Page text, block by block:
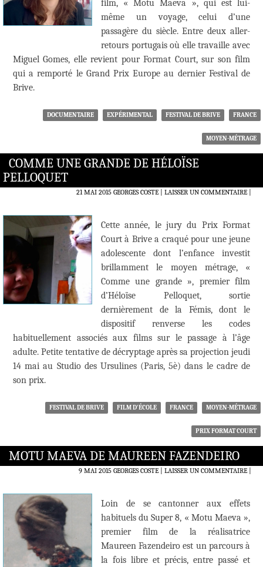
film, « Motu Maeva », qui est lui-
même un voyage, celui d’une
passagère du siècle. Entre deux aller-
retours portugais où elle travaille avec
Miguel Gomes, elle revient pour Format Court, sur son film
qui a remporté le Grand Prix Europe au dernier Festival de
Brive.
DOCUMENTAIRE EXPÉRIMENTAL FESTIVAL DE BRIVE FRANCE
MOYEN-MÉTRAGE
COMME UNE GRANDE DE HÉLOÏSE
PELLOQUET
21 MAI 2015 GEORGES COSTE LAISSER UN COMMENTAIRE|
Cette année, le jury du Prix Format
Court à Brive a craqué pour une jeune
adolescente dont l’enfance investit
brillamment le moyen métrage, «
Comme une grande », premier film
d’Héloïse Pelloquet, sortie
dernièrement de la Fémis, dont le
dispositif renverse les codes
habituellement associés aux films sur le passage à l’âge
adulte. Petite tentative de décryptage après sa projection jeudi
14 mai au Studio des Ursulines (Paris, 5è) dans le cadre de
son prix.
FESTIVAL DE BRIVE FILM D'ÉCOLE FRANCE MOYEN-MÉTRAGE
PRIX FORMAT COURT
MOTU MAEVA DE MAUREEN FAZENDEIRO
9 MAI 2015 GEORGES COSTE LAISSER UN COMMENTAIRE|
Loin de se cantonner aux effets
habituels du Super 8, « Motu Maeva »,
premier film de la réalisatrice
Maureen Fazendeiro est un parcours à
la fois libre et précis, entre passé et